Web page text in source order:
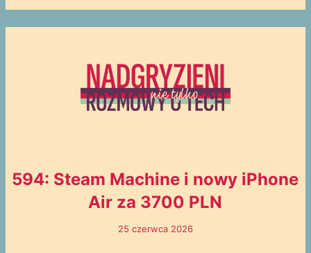
594: Steam Machine i nowy iPhone
Air za 3700 PLN
25 czerwca 2026